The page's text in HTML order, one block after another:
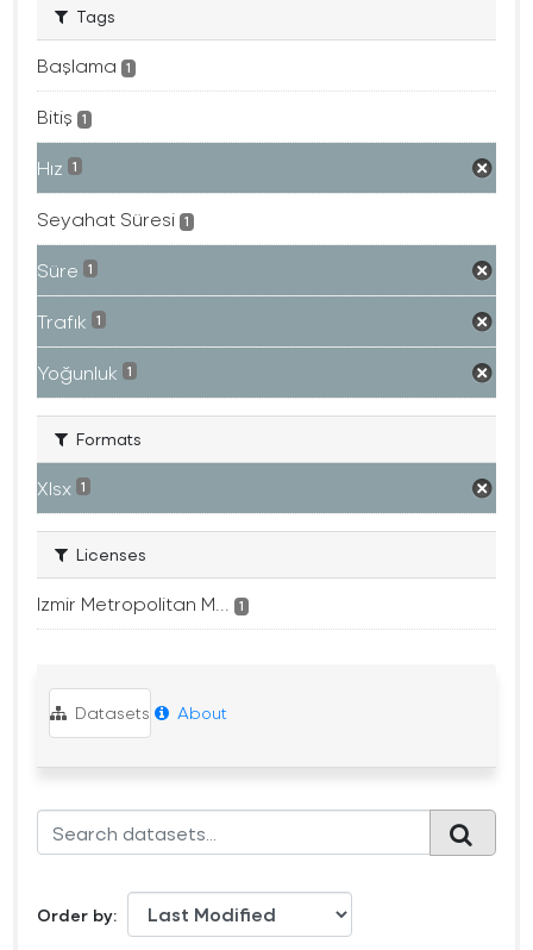
Tags
Başlama 1
Bitiş 1
Hız 1
Seyahat Süresi 1
Süre 1
Trafık 1
Yoğunluk 1
Formats
Xlsx 1
Licenses
Izmir Metropolitan M... 1
Datasets About
Order by